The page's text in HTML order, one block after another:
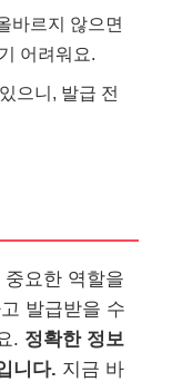
바르지 않으면
어려워요.
으니, 발급 전
요한 역할을
발급받을 수
. 정확한 정보
니다. 지금 바